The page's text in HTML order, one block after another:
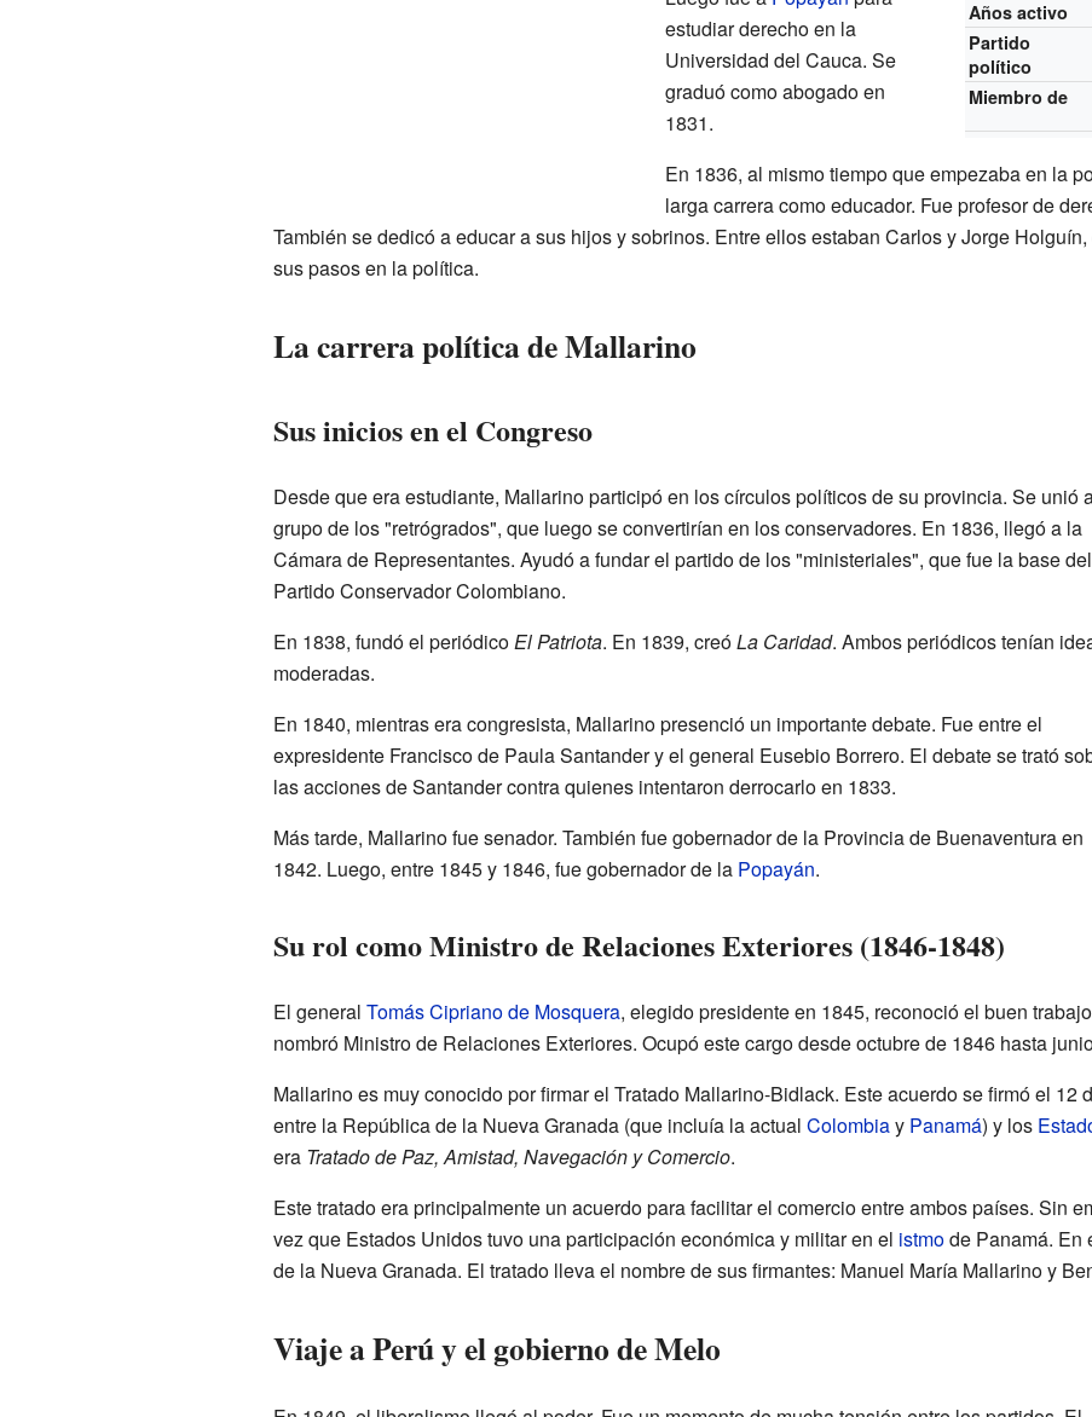
Años activo
Partido
político
Miembro de
estudiar derecho en la
Universidad del Cauca. Se
graduó como abogado en
1831.
En 1836, al mismo tiempo que empezaba en la
larga carrera como educador. Fue profesor de
También se dedicó a educar a sus hijos y sobrinos. Entre ellos estaban Carlos y Jorge
sus pasos en la política.
La carrera política de Mallarino
Sus inicios en el Congreso
Desde que era estudiante, Mallarino participó en los círculos políticos de su provincia. Se unió
grupo de los "retrógrados", que luego se convertirían en los conservadores. En 1836, llegó a la
Cámara de Representantes. Ayudó a fundar el partido de los "ministeriales", que fue la base del
Partido Conservador Colombiano.
En 1838, fundó el periódicoEl Patriota. En 1839, creóLa Caridad. Ambos periódicos tenían
moderadas.
En 1840, mientras era congresista, Mallarino presenció un importante debate. Fue entre el
expresidente Francisco de Paula Santander y el general Eusebio Borrero. El debate se trató
las acciones de Santander contra quienes intentaron derrocarlo en 1833.
Más tarde, Mallarino fue senador. También fue gobernador de la Provincia de Buenaventura en
1842. Luego, entre 1845 y 1846, fue gobernador de la Popayán.
Su rol como Ministro de Relaciones Exteriores (1846-1848)
El general Tomás Cipriano de Mosquera, elegido presidente en 1845, reconoció el buen
nombró Ministro de Relaciones Exteriores. Ocupó este cargo desde octubre de 1846 hasta
Mallarino es muy conocido por firmar el Tratado Mallarino-Bidlack. Este acuerdo se firmó el 12
entre la República de la Nueva Granada (que incluía la actual Colombiay Panamá) y los
era Tratado de Paz, Amistad, Navegación y Comercio.
Este tratado era principalmente un acuerdo para facilitar el comercio entre ambos países. Sin
vez que Estados Unidos tuvo una participación económica y militar en el istmode Panamá. En
de la Nueva Granada. El tratado lleva el nombre de sus firmantes: Manuel María Mallarino y
Viaje a Perú y el gobierno de Melo